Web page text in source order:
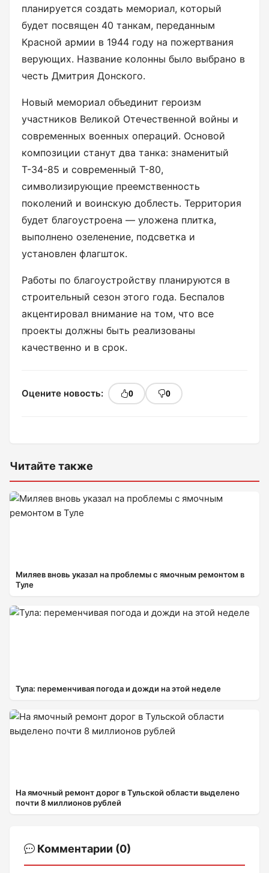
планируется создать мемориал, который
будет посвящен 40 танкам, переданным
Красной армии в 1944 году на пожертвания
верующих. Название колонны было выбрано в
честь Дмитрия Донского.
Новый мемориал объединит героизм
участников Великой Отечественной войны и
современных военных операций. Основой
композиции станут два танка: знаменитый
Т-34-85 и современный Т-80,
символизирующие преемственность
поколений и воинскую доблесть. Территория
будет благоустроена — уложена плитка,
выполнено озеленение, подсветка и
установлен флагшток.
Работы по благоустройству планируются в
строительный сезон этого года. Беспалов
акцентировал внимание на том, что все
проекты должны быть реализованы
качественно и в срок.
Оцените новость: 0 0
Читайте также
Миляев вновь указал на проблемы с ямочным ремонтом в
Туле
Тула: переменчивая погода и дожди на этой неделе
На ямочный ремонт дорог в Тульской области выделено
почти 8 миллионов рублей
Комментарии (0)